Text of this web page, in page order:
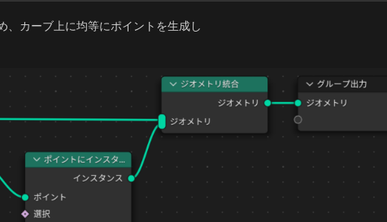
、カーブ上に均等にポイントを生成し